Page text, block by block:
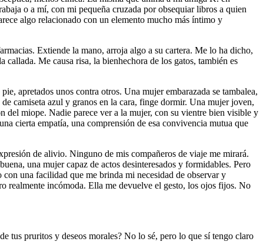
o a mí, con mi pequeña cruzada por obsequiar libros a quien
algo relacionado con un elemento mucho más íntimo y
Extiende la mano, arroja algo a su cartera. Me lo ha dicho,
Me causa risa, la bienhechora de los gatos, también es
apretados unos contra otros. Una mujer embarazada se tambalea,
camiseta azul y granos en la cara, finge dormir. Una mujer joven,
del miope. Nadie parece ver a la mujer, con su vientre bien visible y
cierta empatía, una comprensión de esa convivencia mutua que
de alivio. Ninguno de mis compañeros de viaje me mirará.
una mujer capaz de actos desinteresados y formidables. Pero
una facilidad que me brinda mi necesidad de observar y
realmente incómoda. Ella me devuelve el gesto, los ojos fijos. No
tus pruritos y deseos morales? No lo sé, pero lo que sí tengo claro